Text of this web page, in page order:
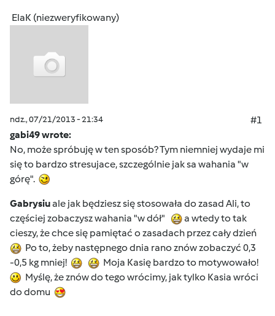
ElaK (niezweryfikowany)
ndz., 07/21/2013 - 21:34
#1
gabi49 wrote:
No, może spróbuję w ten sposób? Tym niemniej wydaje mi
się to bardzo stresujace, szczególnie jak sa wahania "w
górę".
Gabrysiuale jak będziesz się stosowała do zasad Ali, to
częściej zobaczysz wahania "w dół"
a wtedy to tak
cieszy, że chce się pamiętać o zasadach przez cały dzień
Po to, żeby następnego dnia rano znów zobaczyć 0,3
-0,5 kg mniej!
Moja Kasię bardzo to motywowało!
Myślę, że znów do tego wrócimy, jak tylko Kasia wróci
do domu